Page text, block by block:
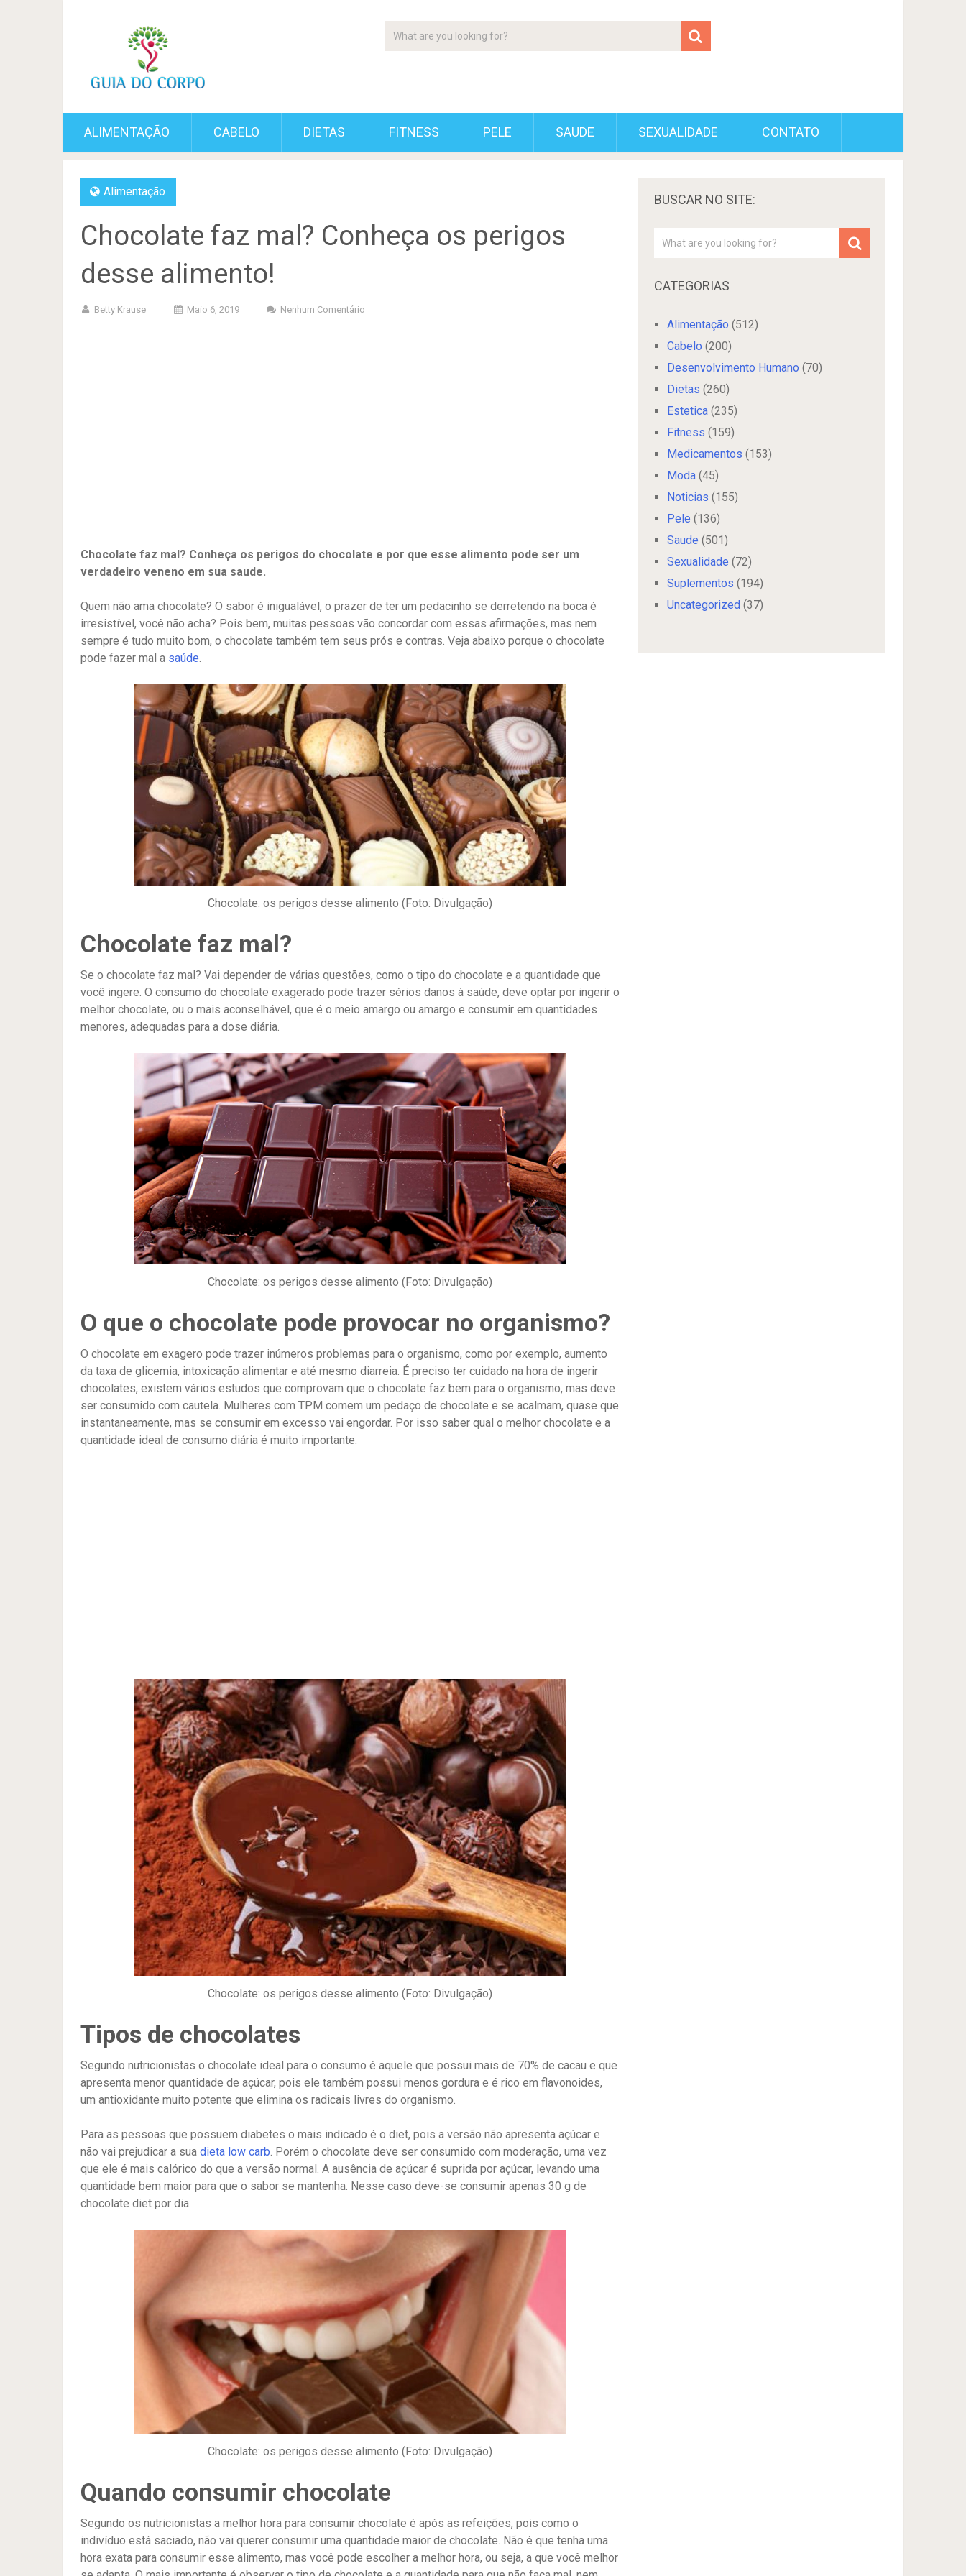
ALIMENTAÇÃO CABELO DIETAS FITNESS PELE SAUDE SEXUALIDADE CONTATO
Alimentação
Chocolate faz mal? Conheça os perigos
desse alimento!
Betty Krause Maio 6, 2019 Nenhum Comentário
Chocolate faz mal? Conheça os perigos do chocolate e por que esse alimento pode ser um
verdadeiro veneno em sua saude.
Quem não ama chocolate? O sabor é inigualável, o prazer de ter um pedacinho se derretendo na boca é
irresistível, você não acha? Pois bem, muitas pessoas vão concordar com essas afirmações, mas nem
sempre é tudo muito bom, o chocolate também tem seus prós e contras. Veja abaixo porque o chocolate
pode fazer mal a saúde.
Chocolate: os perigos desse alimento (Foto: Divulgação)
Chocolate faz mal?
Se o chocolate faz mal? Vai depender de várias questões, como o tipo do chocolate e a quantidade que
você ingere. O consumo do chocolate exagerado pode trazer sérios danos à saúde, deve optar por ingerir o
melhor chocolate, ou o mais aconselhável, que é o meio amargo ou amargo e consumir em quantidades
menores, adequadas para a dose diária.
Chocolate: os perigos desse alimento (Foto: Divulgação)
O que o chocolate pode provocar no organismo?
O chocolate em exagero pode trazer inúmeros problemas para o organismo, como por exemplo, aumento
da taxa de glicemia, intoxicação alimentar e até mesmo diarreia. É preciso ter cuidado na hora de ingerir
chocolates, existem vários estudos que comprovam que o chocolate faz bem para o organismo, mas deve
ser consumido com cautela. Mulheres com TPM comem um pedaço de chocolate e se acalmam, quase que
instantaneamente, mas se consumir em excesso vai engordar. Por isso saber qual o melhor chocolate e a
quantidade ideal de consumo diária é muito importante.
Chocolate: os perigos desse alimento (Foto: Divulgação)
Tipos de chocolates
Segundo nutricionistas o chocolate ideal para o consumo é aquele que possui mais de 70% de cacau e que
apresenta menor quantidade de açúcar, pois ele também possui menos gordura e é rico em flavonoides,
um antioxidante muito potente que elimina os radicais livres do organismo.
Para as pessoas que possuem diabetes o mais indicado é o diet, pois a versão não apresenta açúcar e
não vai prejudicar a sua dieta low carb . Porém o chocolate deve ser consumido com moderação, uma vez
que ele é mais calórico do que a versão normal. A ausência de açúcar é suprida por açúcar, levando uma
quantidade bem maior para que o sabor se mantenha. Nesse caso deve-se consumir apenas 30 g de
chocolate diet por dia.
Chocolate: os perigos desse alimento (Foto: Divulgação)
Quando consumir chocolate
Segundo os nutricionistas a melhor hora para consumir chocolate é após as refeições, pois como o
indivíduo está saciado, não vai querer consumir uma quantidade maior de chocolate. Não é que tenha uma
hora exata para consumir esse alimento, mas você pode escolher a melhor hora, ou seja, a que você melhor
BUSCAR NO SITE:
CATEGORIAS
Alimentação (512)
Cabelo (200)
Desenvolvimento Humano (70)
Dietas (260)
Estetica (235)
Fitness (159)
Medicamentos (153)
Moda (45)
Noticias (155)
Pele (136)
Saude (501)
Sexualidade (72)
Suplementos (194)
Uncategorized (37)